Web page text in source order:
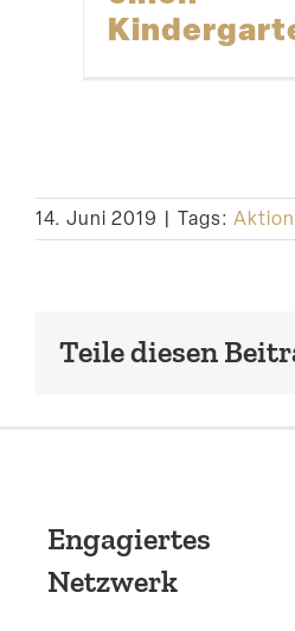
14. Juni 2019 | Tags:
Teile diesen
Engagiertes
Netzwerk